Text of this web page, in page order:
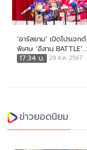
‘อาร์สยาม’ เปิดโปรเจกต์
พิเศษ ‘อีสาน BATTLE’...
17:34 น.
29 ส.ค. 2567
ข่าวยอดนิยม